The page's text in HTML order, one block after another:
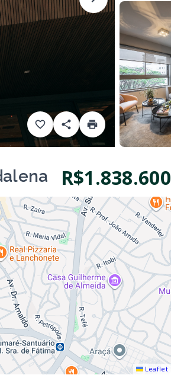
R$1.838.600
Leaflet